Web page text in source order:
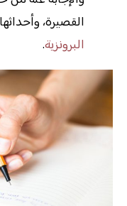
القصيرة،
البرونزية.